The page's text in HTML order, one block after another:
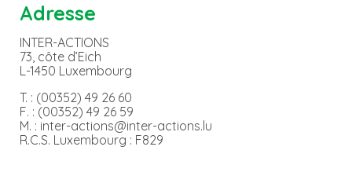
Adresse
INTER-ACTIONS
73, côte d’Eich
L-1450 Luxembourg
T. : (00352) 49 26 60
F. : (00352) 49 26 59
M. : inter-actions@inter-actions.lu
R.C.S. Luxembourg : F829